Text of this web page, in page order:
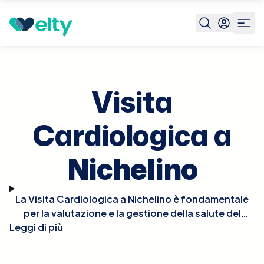
Prenota visita Nichelino
Visita
Cardiologica a
Nichelino
La Visita Cardiologica a Nichelino è fondamentale
per la valutazione e la gestione della salute del
cuore. Durante la visita, il cardiologo effettuerà un
Leggi di più